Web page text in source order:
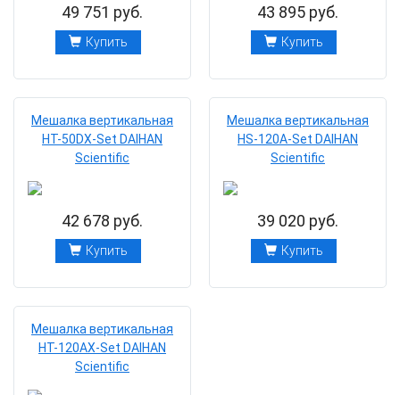
49 751 руб.
Купить
43 895 руб.
Купить
Мешалка вертикальная
HТ-50DХ-Set DAIHAN
Scientific
42 678 руб.
Купить
Мешалка вертикальная
HS-120A-Set DAIHAN
Scientific
39 020 руб.
Купить
Мешалка вертикальная
HТ-120AХ-Set DAIHAN
Scientific